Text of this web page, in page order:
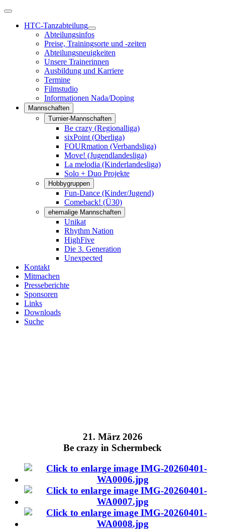
HTC-Tanzabteilung
Abteilungsinfos
Preise, Trainingsorte und -zeiten
Abteilungsneuigkeiten
Unsere Trainerinnen
Ausbildung und Karriere
Termine
Filmstudio
Informationen Nada/Doping
Mannschaften
Turnier-Mannschaften
Be crazy (Regionalliga)
sixPoint (Oberliga)
FOURmation (Verbandsliga)
Move! (Jugendlandesliga)
La melodia (Kinderlandesliga)
Solo + Duo Projekte
Hobbygruppen
Fun-Dance (Kinder/Jugend)
Comeback! (Ü30)
ehemalige Mannschaften
Unikat
Rhythm Nation
HighFive
Die 3. Generation
Unexpected
Kontakt
Mitmachen
Presseberichte
Sponsoren
Links
Downloads
Suche
21. März 2026
Be crazy in Schermbeck